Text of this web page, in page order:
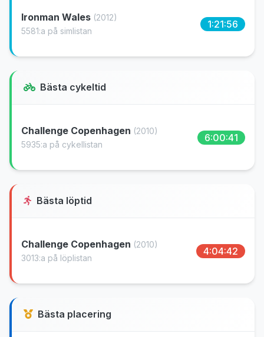
Ironman Wales (2012)
5581:a på simlistan
1:21:56
Bästa cykeltid
Challenge Copenhagen (2010)
5935:a på cykellistan
6:00:41
Bästa löptid
Challenge Copenhagen (2010)
3013:a på löplistan
4:04:42
Bästa placering